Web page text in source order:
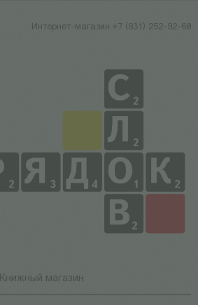
Интернет-магазин +7 (931) 252-92-60
Книжный магазин